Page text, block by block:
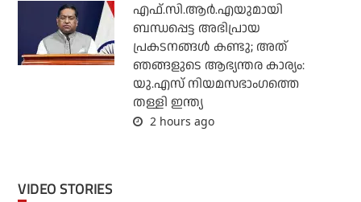
എഫ്.സി.ആര്‍.എയുമായി
ബന്ധപ്പെട്ട അഭിപ്രായ
പ്രകടനങ്ങള്‍ കണ്ടു; അത്
ഞങ്ങളുടെ ആഭ്യന്തര കാര്യം:
യു.എസ് നിയമസഭാംഗത്തെ
തള്ളി ഇന്ത്യ
2 hours ago
VIDEO STORIES